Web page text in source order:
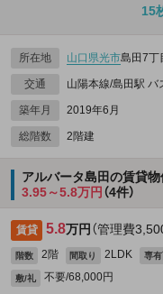
15
所在地 山口県光市島田7丁
交通 山陽本線/島田駅
築年月 2019年6月
総階数 2階建
アルバータ島田の賃貸
3.95～5.8万円 （4件）
賃貸 5.8万円 （管理費
階数 2階 間取り 2LDK 専
敷/礼
不要/68,000円